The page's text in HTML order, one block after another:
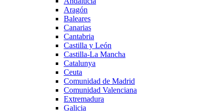
Aragón
Baleares
Canarias
Cantabria
Castilla y León
Castilla-La Mancha
Catalunya
Ceuta
Comunidad de Madrid
Comunidad Valenciana
Extremadura
Galicia